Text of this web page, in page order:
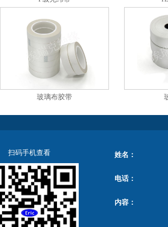
玻璃布胶带
扫码手机查看 姓名：
电话：
内容：